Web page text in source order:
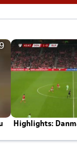
Highlights: